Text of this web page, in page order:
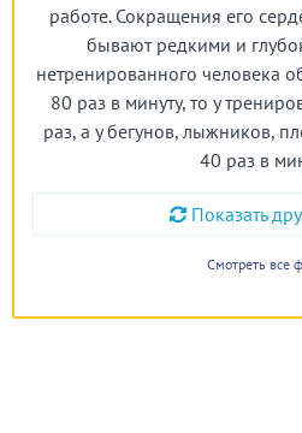
работе. Сокращения его
бывают редкими и
нетренированного человека
80 раз в минуту, то у
раз, а у бегунов, лыжников,
40 раз в
Показать
Смотреть все